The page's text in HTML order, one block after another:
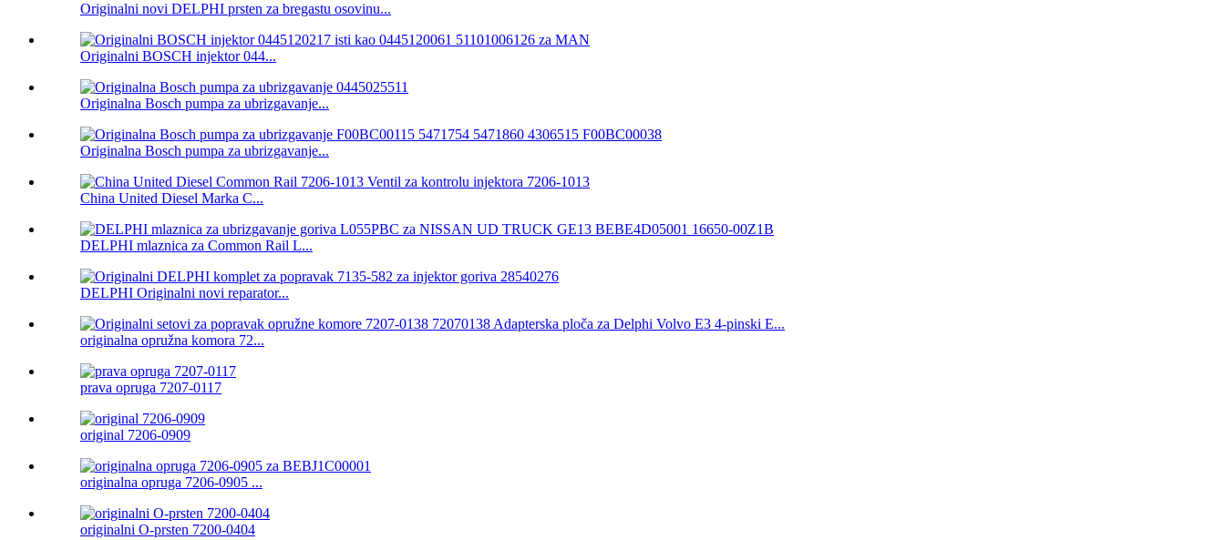
Originalni novi DELPHI prsten za bregastu osovinu...
Originalni BOSCH injektor 044...
Originalna Bosch pumpa za ubrizgavanje...
Originalna Bosch pumpa za ubrizgavanje...
China United Diesel Marka C...
DELPHI mlaznica za Common Rail L...
DELPHI Originalni novi reparator...
originalna opružna komora 72...
prava opruga 7207-0117
original 7206-0909
originalna opruga 7206-0905 ...
originalni O-prsten 7200-0404